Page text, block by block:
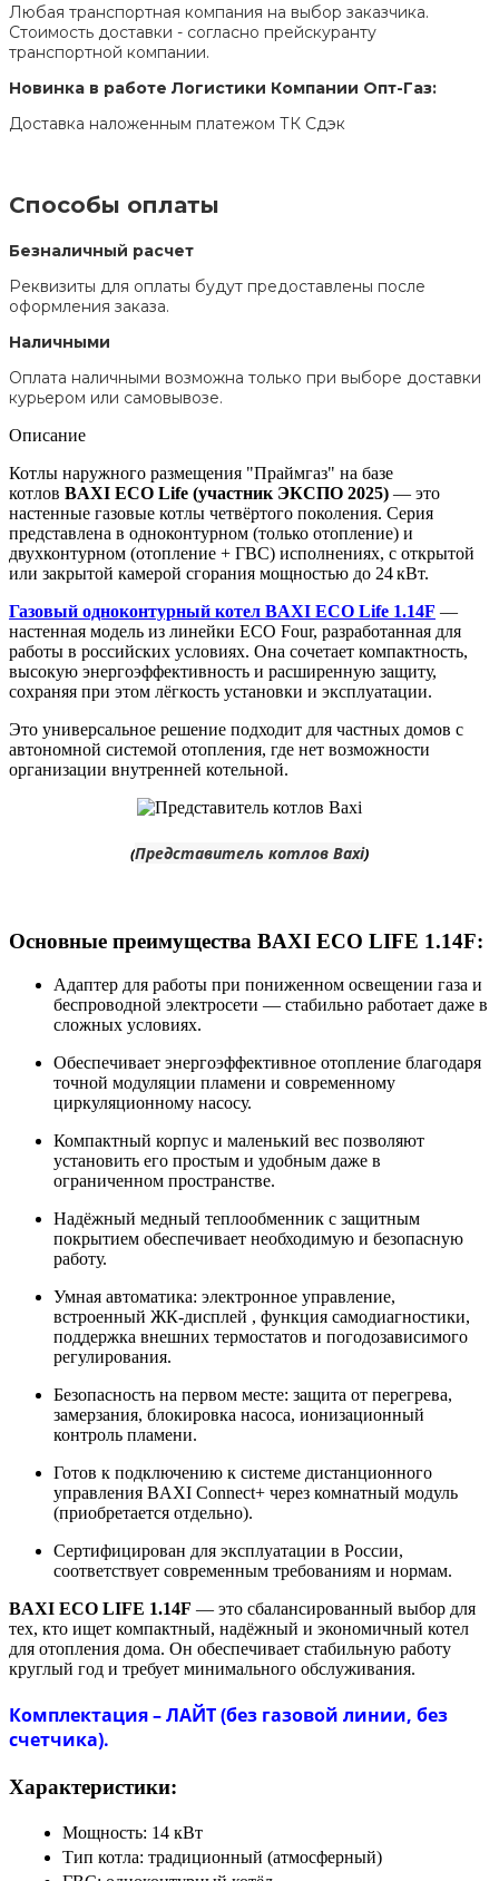
Любая транспортная компания на выбор заказчика.
Стоимость доставки - согласно прейскуранту
транспортной компании.
Новинка в работе Логистики Компании Опт-Газ:
Доставка наложенным платежом ТК Сдэк
Способы оплаты
Безналичный расчет
Реквизиты для оплаты будут предоставлены после
оформления заказа.
Наличными
Оплата наличными возможна только при выборе доставки
курьером или самовывозе.
Описание
Котлы наружного размещения "Праймгаз" на базе
котлов BAXI ECO Life (участник ЭКСПО 2025) — это
настенные газовые котлы четвёртого поколения. Серия
представлена в одноконтурном (только отопление) и
двухконтурном (отопление + ГВС) исполнениях, с открытой
или закрытой камерой сгорания мощностью до 24 кВт.
Газовый одноконтурный котел BAXI ECO Life 1.14F —
настенная модель из линейки ECO Four, разработанная для
работы в российских условиях. Она сочетает компактность,
высокую энергоэффективность и расширенную защиту,
сохраняя при этом лёгкость установки и эксплуатации.
Это универсальное решение подходит для частных домов с
автономной системой отопления, где нет возможности
организации внутренней котельной.
(Представитель котлов Baxi)
Основные преимущества BAXI ECO LIFE 1.14F:
Адаптер для работы при пониженном освещении газа и
беспроводной электросети — стабильно работает даже в
сложных условиях.
Обеспечивает энергоэффективное отопление благодаря
точной модуляции пламени и современному
циркуляционному насосу.
Компактный корпус и маленький вес позволяют
установить его простым и удобным даже в
ограниченном пространстве.
Надёжный медный теплообменник с защитным
покрытием обеспечивает необходимую и безопасную
работу.
Умная автоматика: электронное управление,
встроенный ЖК-дисплей , функция самодиагностики,
поддержка внешних термостатов и погодозависимого
регулирования.
Безопасность на первом месте: защита от перегрева,
замерзания, блокировка насоса, ионизационный
контроль пламени.
Готов к подключению к системе дистанционного
управления BAXI Connect+ через комнатный модуль
(приобретается отдельно).
Сертифицирован для эксплуатации в России,
соответствует современным требованиям и нормам.
BAXI ECO LIFE 1.14F — это сбалансированный выбор для
тех, кто ищет компактный, надёжный и экономичный котел
для отопления дома. Он обеспечивает стабильную работу
круглый год и требует минимального обслуживания.
Комплектация – ЛАЙТ (без газовой линии, без
счетчика).
Характеристики:
Мощность: 14 кВт
Тип котла: традиционный (атмосферный)